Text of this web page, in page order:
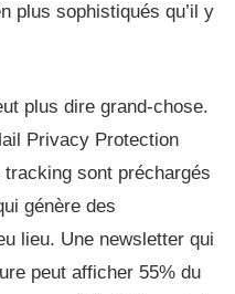
plus sophistiqués qu’il y
plus dire grand-chose.
Privacy Protection
tracking sont préchargés
génère des
lieu. Une newsletter qui
peut afficher 55% du